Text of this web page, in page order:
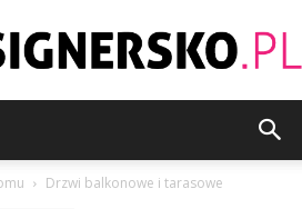
Drzwi balkonowe i tarasowe